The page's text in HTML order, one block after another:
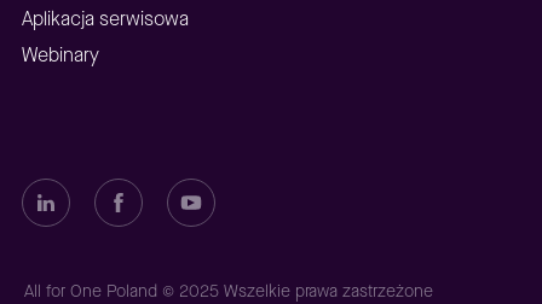
Aplikacja serwisowa
Webinary
All for One Poland © 2025 Wszelkie prawa zastrzeżone